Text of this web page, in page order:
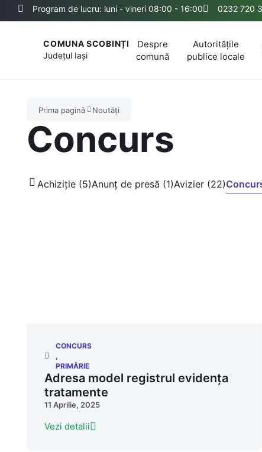
Program de lucru: luni - vineri 08:00 - 16:00 0232 720
COMUNA SCOBINȚI
Județul Iași
Despre
comună
Autoritățile
publice locale
Prima pagină Noutăți
Concurs
Achiziție (5)Anunț de presă (1)Avizier (22)
CONCURS
,
PRIMĂRIE
Adresa model registrul evidența
tratamente
11 Aprilie, 2025
Vezi detalii